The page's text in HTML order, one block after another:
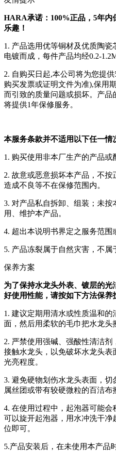
HARA承诺：100%正品，5年内
乐趣！
1. 产品选用优等铜材及优质陶
电镀而成，每件产品均经0.2-
2. 自购买日起,本公司将为您提
购买发票或证明文件为准),保用
而引致的质量问题或损坏。产
将提供1年保修服务。
本服务条款并不适用以下任一情
1. 购买使用非本厂生产的产品或
2. 故意或恶意损坏本产品，不
造成不良等不在保修范围内。
3. 对产品私自拆卸、组装；未
用、维护本产品。
4. 超出本说明书界定之服务范围
5. 产品冻裂属于自然灾害，不属
保养方案
为了保持水龙头外表、镀层的
好使用性能，请按如下方法保养
1. 建议定期用清水或性质温和
面，然后用柔软的毛巾把水龙头
2. 严禁使用强碱、强酸性清洁
接触水龙头，以免破坏水龙头
光亮程度。
3. 避免硬物划伤水龙头表面，
属丝团或带有较硬微粒的百洁布
4. 在使用过程中，起泡器可能会
可以旋开起泡器，用水冲洗干
位即可。
5.产品安装后，在未使用本产品